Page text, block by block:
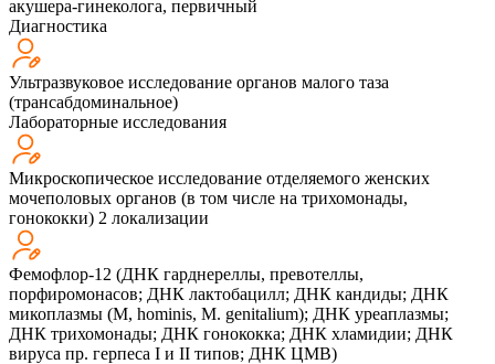
акушера-гинеколога, первичный
Диагностика
Ультразвуковое исследование органов малого таза
(трансабдоминальное)
Лабораторные исследования
Микроскопическое исследование отделяемого женских
мочеполовых органов (в том числе на трихомонады,
гонококки) 2 локализации
Фемофлор-12 (ДНК гарднереллы, превотеллы,
порфиромонасов; ДНК лактобацилл; ДНК кандиды; ДНК
микоплазмы (M, hominis, M. genitalium); ДНК уреаплазмы;
ДНК трихомонады; ДНК гонококка; ДНК хламидии; ДНК
вируса пр. герпеса I и II типов; ДНК ЦМВ)